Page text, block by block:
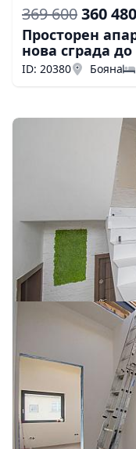
369 600360
Просторен
нова сграда
ID: 20380 Бояна